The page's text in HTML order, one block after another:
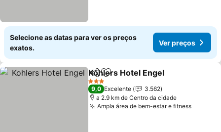
Selecione as datas para ver os preços
exatos.
Ver preços
PartilharAdicionar aos favoritos
Kohlers Hotel Engel
3 Estrelas
9,0 Excelente
3.562
a 2.9 km de Centro da cidade
Ampla área de bem-estar e fitness